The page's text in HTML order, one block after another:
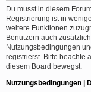
Du musst in diesem
Registrierung ist in
weitere Funktionen
Benutzern auch
Nutzungsbedingungen
registrierst. Bitte beachte
diesem Board bewegst.
Nutzungsbedingungen |